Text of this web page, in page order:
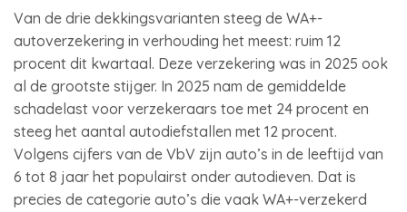
Van de drie dekkingsvarianten steeg de WA+-
autoverzekering in verhouding het meest: ruim 12
procent dit kwartaal. Deze verzekering was in 2025 ook
al de grootste stijger. In 2025 nam de gemiddelde
schadelast voor verzekeraars toe met 24 procent en
steeg het aantal autodiefstallen met 12 procent.
Volgens cijfers van de VbV zijn auto’s in de leeftijd van
6 tot 8 jaar het populairst onder autodieven. Dat is
precies de categorie auto’s die vaak WA+-verzekerd